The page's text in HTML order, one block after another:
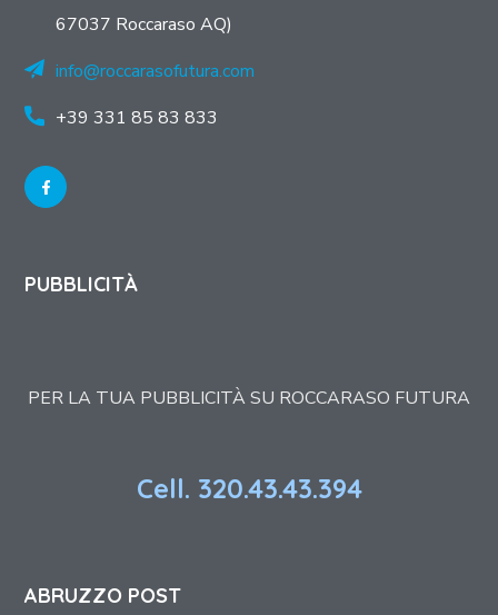
67037 Roccaraso AQ)
info@roccarasofutura.com
+39 331 85 83 833
PUBBLICITÀ
PER LA TUA PUBBLICITÀ SU ROCCARASO FUTURA
Cell. 320.43.43.394
ABRUZZO POST